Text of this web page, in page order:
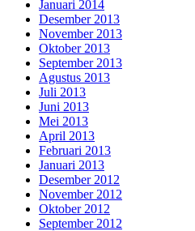
Januari 2014
Desember 2013
November 2013
Oktober 2013
September 2013
Agustus 2013
Juli 2013
Juni 2013
Mei 2013
April 2013
Februari 2013
Januari 2013
Desember 2012
November 2012
Oktober 2012
September 2012